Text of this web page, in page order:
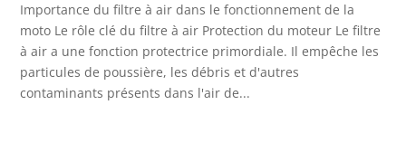
Importance du filtre à air dans le fonctionnement de la
moto Le rôle clé du filtre à air Protection du moteur Le filtre
à air a une fonction protectrice primordiale. Il empêche les
particules de poussière, les débris et d'autres
contaminants présents dans l'air de...